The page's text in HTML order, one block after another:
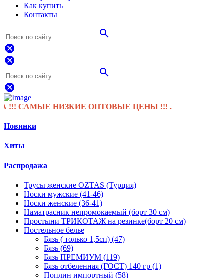
Как купить
Контакты
search
dangerous
dangerous
search
dangerous
САМЫЕ НИЗКИЕ ОПТОВЫЕ ЦЕНЫ !!! .
Новинки
Хиты
Распродажа
Трусы женские OZTAS (Турция)
Носки мужские (41-46)
Носки женские (36-41)
Наматрасник непромокаемый (борт 30 см)
Простыни ТРИКОТАЖ на резинке(борт 20 см)
Постельное белье
Бязь ( только 1,5сп) (47)
Бязь (69)
Бязь ПРЕМИУМ (119)
Бязь отбеленная (ГОСТ) 140 гр (1)
Поплин импортный (58)